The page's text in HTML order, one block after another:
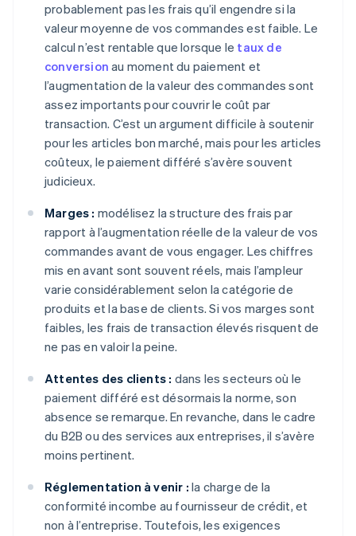
probablement pas les frais qu’il engendre si la
valeur moyenne de vos commandes est faible. Le
calcul n’est rentable que lorsque le taux de
conversion au moment du paiement et
l’augmentation de la valeur des commandes sont
assez importants pour couvrir le coût par
transaction. C’est un argument difficile à soutenir
pour les articles bon marché, mais pour les articles
coûteux, le paiement différé s’avère souvent
judicieux.
Marges : modélisez la structure des frais par
rapport à l’augmentation réelle de la valeur de vos
commandes avant de vous engager. Les chiffres
mis en avant sont souvent réels, mais l’ampleur
varie considérablement selon la catégorie de
produits et la base de clients. Si vos marges sont
faibles, les frais de transaction élevés risquent de
ne pas en valoir la peine.
Attentes des clients : dans les secteurs où le
paiement différé est désormais la norme, son
absence se remarque. En revanche, dans le cadre
du B2B ou des services aux entreprises, il s’avère
moins pertinent.
Réglementation à venir : la charge de la
conformité incombe au fournisseur de crédit, et
non à l’entreprise. Toutefois, les exigences